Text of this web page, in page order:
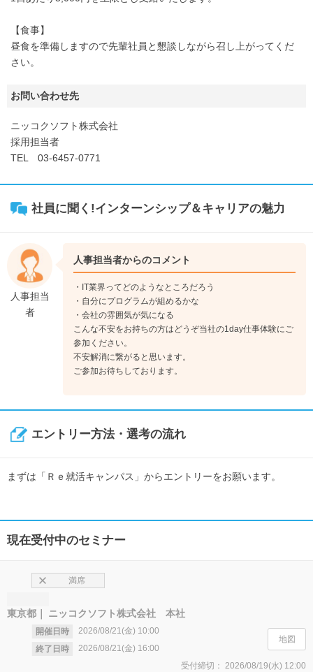
【食事】
昼食を準備しますので先輩社員と懇談しながら召し上がってくだ
さい。
お問い合わせ先
ニッコクソフト株式会社
採用担当者
TEL 03-6457-0771
社員に聞く!インターンシップ＆キャリアの魅力
人事担当
者
人事担当者からのコメント
・IT業界ってどのようなところだろう
・自分にプログラムが組めるかな
・会社の雰囲気が気になる
こんな不安をお持ちの方はどうぞ当社の1day仕事体験にご
参加ください。
不安解消に繋がると思います。
ご参加お待ちしております。
エントリー方法・選考の流れ
まずは「Ｒｅ就活キャンパス」からエントリーをお願います。
現在受付中のセミナー
東京都 ニッコクソフト株式会社 本社
開催日時 2026/08/21(金) 10:00
終了日時
2026/08/21(金) 16:00
満席
受付締切： 2026/08/19(水) 12:00
地図